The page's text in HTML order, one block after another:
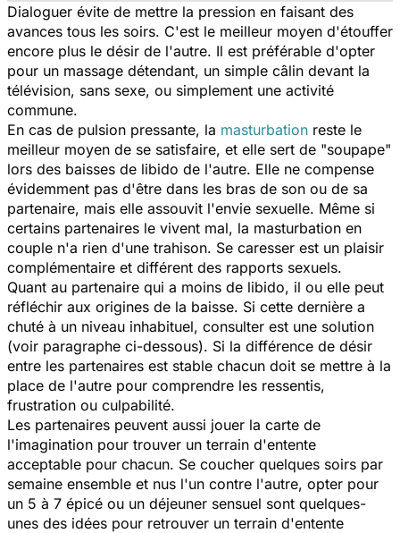
Dialoguer évite de mettre la pression en faisant des
avances tous les soirs. C'est le meilleur moyen d'étouffer
encore plus le désir de l'autre. Il est préférable d'opter
pour un massage détendant, un simple câlin devant la
télévision, sans sexe, ou simplement une activité
commune.
En cas de pulsion pressante, la masturbation reste le
meilleur moyen de se satisfaire, et elle sert de "soupape"
lors des baisses de libido de l'autre. Elle ne compense
évidemment pas d'être dans les bras de son ou de sa
partenaire, mais elle assouvit l'envie sexuelle. Même si
certains partenaires le vivent mal, la masturbation en
couple n'a rien d'une trahison. Se caresser est un plaisir
complémentaire et différent des rapports sexuels.
Quant au partenaire qui a moins de libido, il ou elle peut
réfléchir aux origines de la baisse. Si cette dernière a
chuté à un niveau inhabituel, consulter est une solution
(voir paragraphe ci-dessous). Si la différence de désir
entre les partenaires est stable chacun doit se mettre à la
place de l'autre pour comprendre les ressentis,
frustration ou culpabilité.
Les partenaires peuvent aussi jouer la carte de
l'imagination pour trouver un terrain d'entente
acceptable pour chacun. Se coucher quelques soirs par
semaine ensemble et nus l'un contre l'autre, opter pour
un 5 à 7 épicé ou un déjeuner sensuel sont quelques-
unes des idées pour retrouver un terrain d'entente